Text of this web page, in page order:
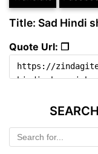
Title: Sad Hindi
Quote Url: ❐